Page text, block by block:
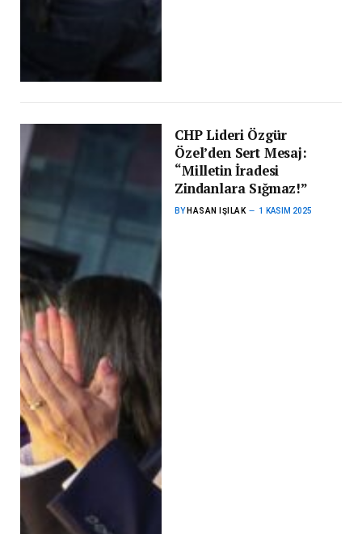
CHP Lideri Özgür
Özel’den Sert Mesaj:
“Milletin İradesi
Zindanlara Sığmaz!”
BY HASAN IŞILAK 1 KASIM 2025